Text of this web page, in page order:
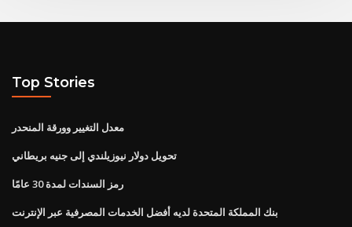
Top Stories
معدل التغيير وورقة المنحدر
تحويل دولار نيوزيلندي إلى جنيه بريطاني
رمز السندات لمدة 30 عامًا
بنك المملكة المتحدة لديه أفضل الخدمات المصرفية عبر الإنترنت